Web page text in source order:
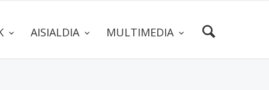
AISIALDIA MULTIMEDIA